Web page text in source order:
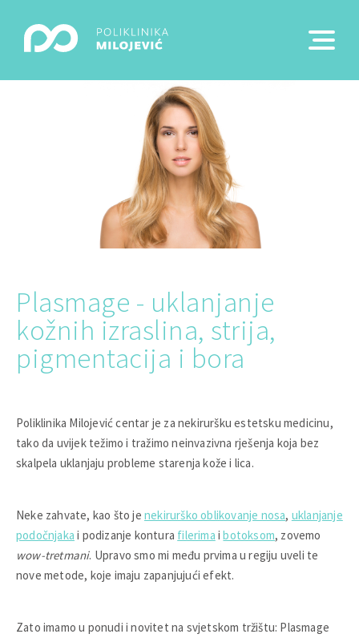
Plasmage - uklanjanje
kožnih izraslina, strija,
pigmentacija i bora
Poliklinika Milojević centar je za nekiruršku estetsku medicinu,
tako da uvijek težimo i tražimo neinvazivna rješenja koja bez
skalpela uklanjaju probleme starenja kože i lica.
Neke zahvate, kao što je nekirurško oblikovanje nosa, uklanjanje
podočnjaka i podizanje kontura filerima ibotoksom, zovemo
wow-tretmani. Upravo smo mi među prvima u regiju uveli te
nove metode, koje imaju zapanjujući efekt.
Zato imamo u ponudi i novitet na svjetskom tržištu: Plasmage